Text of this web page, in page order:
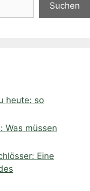
Suchen
heute: so
Was müssen
Eine